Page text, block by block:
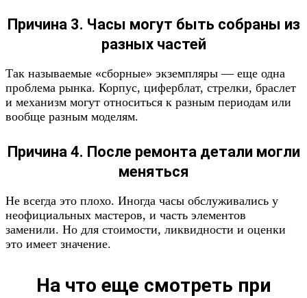
Причина 3. Часы могут быть собраны из
разных частей
Так называемые «сборные» экземпляры — еще одна
проблема рынка. Корпус, циферблат, стрелки, браслет
и механизм могут относиться к разным периодам или
вообще разным моделям.
Причина 4. После ремонта детали могли
меняться
Не всегда это плохо. Иногда часы обслуживались у
неофициальных мастеров, и часть элементов
заменили. Но для стоимости, ликвидности и оценки
это имеет значение.
На что еще смотреть при